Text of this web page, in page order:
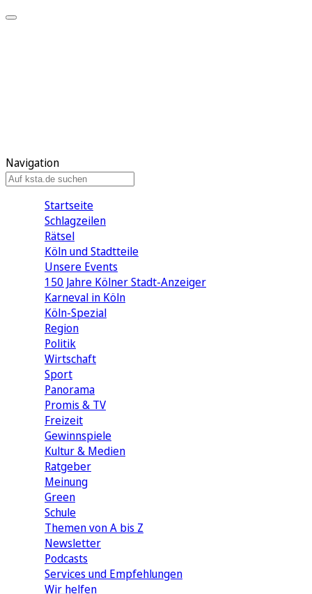
Navigation
Startseite
Schlagzeilen
Rätsel
Köln und Stadtteile
Unsere Events
150 Jahre Kölner Stadt-Anzeiger
Karneval in Köln
Köln-Spezial
Region
Politik
Wirtschaft
Sport
Panorama
Promis & TV
Freizeit
Gewinnspiele
Kultur & Medien
Ratgeber
Meinung
Green
Schule
Themen von A bis Z
Newsletter
Podcasts
Services und Empfehlungen
Wir helfen